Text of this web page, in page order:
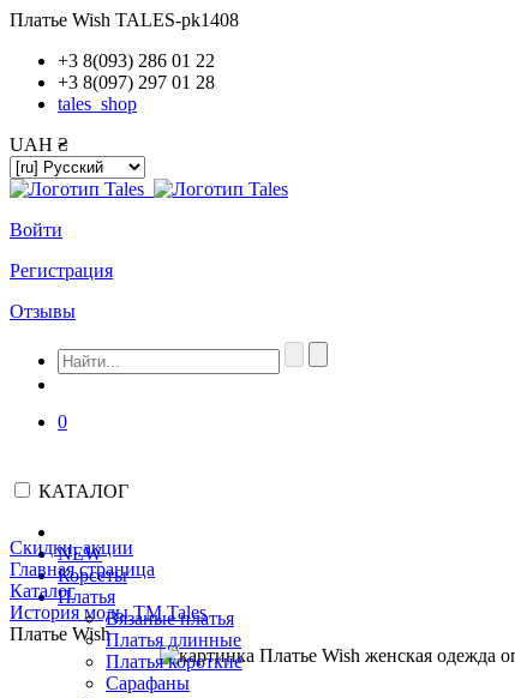
Платье Wish TALES-pk1408
+3 8(093) 286 01 22
+3 8(097) 297 01 28
tales_shop
UAH ₴
Войти
Регистрация
Отзывы
0
КАТАЛОГ
NEW
Корсеты
Платья
Вязаные платья
Платья длинные
Платья короткие
Сарафаны
Скидки, акции
Главная страница
Каталог
История моды ТМ Tales
Платье Wish